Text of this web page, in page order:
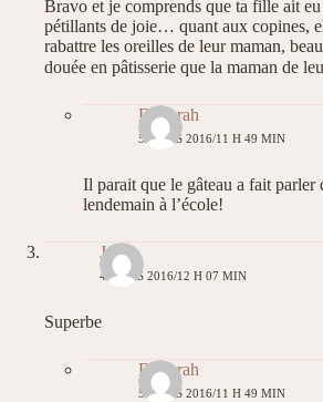
Bravo et je comprends que ta fille ait
pétillants de joie… quant aux copines,
rabattre les oreilles de leur maman,
douée en pâtisserie que la maman de
Déborah
5 MARS 2016/11 H 49 MIN
Il parait que le gâteau a fait parler
lendemain à l’école!
Julia
4 MARS 2016/12 H 07 MIN
Superbe
Déborah
5 MARS 2016/11 H 49 MIN